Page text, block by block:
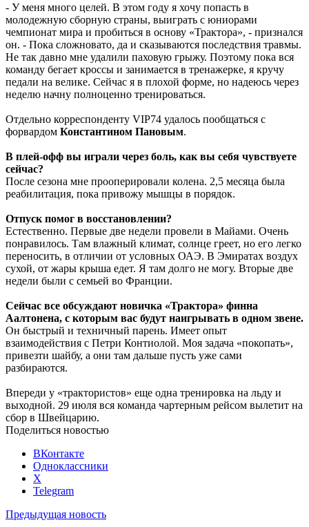
- У меня много целей. В этом году я хочу попасть в
молодежную сборную страны, выиграть с юниорами
чемпионат мира и пробиться в основу «Трактора», - признался
он. - Пока сложновато, да и сказываются последствия травмы.
Не так давно мне удалили паховую грыжу. Поэтому пока вся
команду бегает кроссы и занимается в тренажерке, я кручу
педали на велике. Сейчас я в плохой форме, но надеюсь через
неделю начну полноценно тренироваться.
Отдельно корреспонденту VIP74 удалось пообщаться с
форвардом Константином Пановым.
В плей-офф вы играли через боль, как вы себя чувствуете
сейчас?
После сезона мне прооперировали колена. 2,5 месяца была
реабилитация, пока привожу мышцы в порядок.
Отпуск помог в восстановлении?
Естественно. Первые две недели провели в Майами. Очень
понравилось. Там влажный климат, солнце греет, но его легко
переносить, в отличии от условных ОАЭ. В Эмиратах воздух
сухой, от жары крыша едет. Я там долго не могу. Вторые две
недели были с семьей во Франции.
Сейчас все обсуждают новичка «Трактора» финна
Аалтонена, с которым вас будут наигрывать в одном звене.
Он быстрый и техничный парень. Имеет опыт
взаимодействия с Петри Контиолой. Моя задача «покопать»,
привезти шайбу, а они там дальше пусть уже сами
разбираются.
Впереди у «трактористов» еще одна тренировка на льду и
выходной. 29 июля вся команда чартерным рейсом вылетит на
сбор в Швейцарию.
Поделиться новостью
ВКонтакте
Одноклассники
X
Telegram
Предыдущая новость